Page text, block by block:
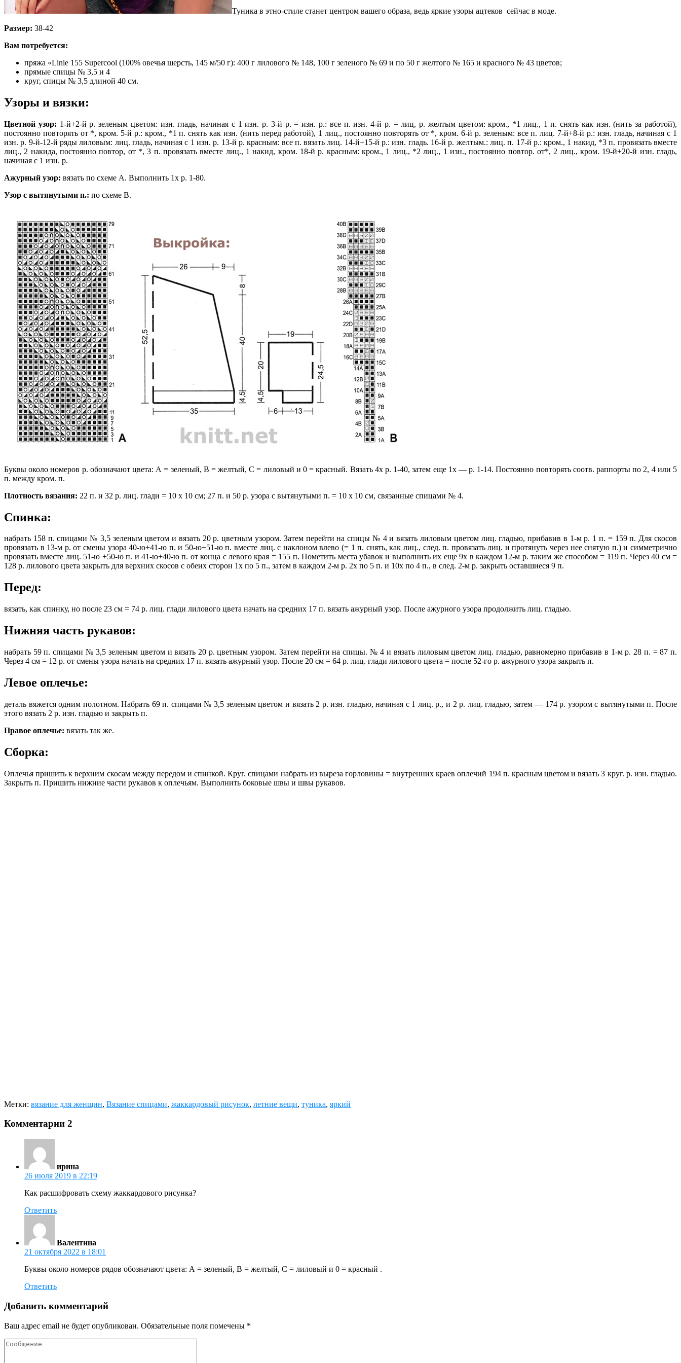
Туника в этно-стиле станет центром вашего образа, ведь яркие узоры ацтеков сейчас в моде.
Размер: 38-42
Вам потребуется:
пряжа «Linie 155 Supercool (100% овечья шерсть, 145 м/50 г): 400 г лилового № 148, 100 г зеленого № 69 и по 50 г желтого № 165 и красного № 43 цветов;
прямые спицы № 3,5 и 4
круг, спицы № 3,5 длиной 40 см.
Узоры и вязки:
Цветной узор: 1-й+2-й р. зеленым цветом: изн. гладь, начиная с 1 изн. р. 3-й р. = изн. р.: все п. изн. 4-й р. = лиц, р. желтым цветом: кром., *1 лиц., 1 п. снять как изн. (нить за работой),
постоянно повторять от *, кром. 5-й р.: кром., *1 п. снять как изн. (нить перед работой), 1 лиц., постоянно повторять от *, кром. 6-й р. зеленым: все п. лиц. 7-й+8-й р.: изн. гладь, начиная с 1
изн. р. 9-й-12-й ряды лиловым: лиц. гладь, начиная с 1 изн. р. 13-й р. красным: все п. вязать лиц. 14-й+15-й р.: изн. гладь. 16-й р. желтым.: лиц. п. 17-й р.: кром., 1 накид, *3 п. провязать вместе
лиц., 2 накида, постоянно повтор, от *, 3 п. провязать вместе лиц., 1 накид, кром. 18-й р. красным: кром., 1 лиц., *2 лиц., 1 изн., постоянно повтор. от*, 2 лиц., кром. 19-й+20-й изн. гладь,
начиная с 1 изн. р.
Ажурный узор: вязать по схеме А. Выполнить 1х р. 1-80.
Узор с вытянутыми п.: по схеме В.
Буквы около номеров р. обозначают цвета: А = зеленый, В = желтый, С = лиловый и 0 = красный. Вязать 4х р. 1-40, затем еще 1х — р. 1-14. Постоянно повторять соотв. раппорты по 2, 4 или 5
п. между кром. п.
Плотность вязания: 22 п. и 32 р. лиц. глади = 10 х 10 см; 27 п. и 50 р. узора с вытянутыми п. = 10 х 10 см, связанные спицами № 4.
Спинка:
набрать 158 п. спицами № 3,5 зеленым цветом и вязать 20 р. цветным узором. Затем перейти на спицы № 4 и вязать лиловым цветом лиц. гладью, прибавив в 1-м р. 1 п. = 159 п. Для скосов
провязать в 13-м р. от смены узора 40-ю+41-ю п. и 50-ю+51-ю п. вместе лиц. с наклоном влево (= 1 п. снять, как лиц., след. п. провязать лиц. и протянуть через нее снятую п.) и симметрично
провязать вместе лиц. 51-ю +50-ю п. и 41-ю+40-ю п. от конца с левого края = 155 п. Пометить места убавок и выполнить их еще 9х в каждом 12-м р. таким же способом = 119 п. Через 40 см =
128 р. лилового цвета закрыть для верхних скосов с обеих сторон 1х по 5 п., затем в каждом 2-м р. 2х по 5 п. и 10х по 4 п., в след. 2-м р. закрыть оставшиеся 9 п.
Перед:
вязать, как спинку, но после 23 см = 74 р. лиц. глади лилового цвета начать на средних 17 п. вязать ажурный узор. После ажурного узора продолжить лиц. гладью.
Нижняя часть рукавов:
набрать 59 п. спицами № 3,5 зеленым цветом и вязать 20 р. цветным узором. Затем перейти на спицы. № 4 и вязать лиловым цветом лиц. гладью, равномерно прибавив в 1-м р. 28 п. = 87 п.
Через 4 см = 12 р. от смены узора начать на средних 17 п. вязать ажурный узор. После 20 см = 64 р. лиц. глади лилового цвета = после 52-го р. ажурного узора закрыть п.
Левое оплечье:
деталь вяжется одним полотном. Набрать 69 п. спицами № 3,5 зеленым цветом и вязать 2 р. изн. гладью, начиная с 1 лиц. р., и 2 р. лиц. гладью, затем — 174 р. узором с вытянутыми п. После
этого вязать 2 р. изн. гладью и закрыть п.
Правое оплечье: вязать так же.
Сборка:
Оплечья пришить к верхним скосам между передом и спинкой. Круг. спицами набрать из выреза горловины = внутренних краев оплечий 194 п. красным цветом и вязать 3 круг. р. изн. гладью.
Закрыть п. Пришить нижние части рукавов к оплечьям. Выполнить боковые швы и швы рукавов.
Метки: вязание для женщин, Вязание спицами, жаккардовый рисунок, летние вещи, туника, яркий
Комментарии 2
ирина
26 июля 2019 в 22:19
Как расшифровать схему жаккардового рисунка?
Ответить
Валентина
21 октября 2022 в 18:01
Буквы около номеров рядов обозначают цвета: А = зеленый, В = желтый, С = лиловый и 0 = красный .
Ответить
Добавить комментарий
Ваш адрес email не будет опубликован. Обязательные поля помечены *